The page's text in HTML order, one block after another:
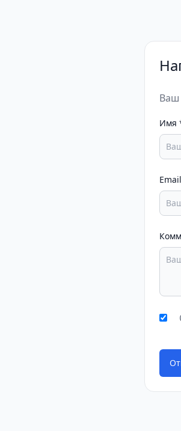
Ваш
Имя
Email